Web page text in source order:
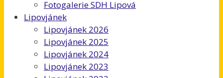
Fotogalerie SDH Lipová
Lipovjánek
Lipovjánek 2026
Lipovjánek 2025
Lipovjánek 2024
Lipovjánek 2023